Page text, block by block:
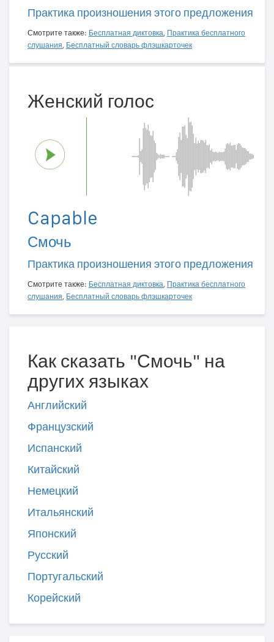
Практика произношения этого предложения
Смотрите также: Бесплатная диктовка, Практика бесплатного
слушания, Бесплатный словарь флэшкарточек
Женский голос
Capable
Смочь
Практика произношения этого предложения
Смотрите также: Бесплатная диктовка, Практика бесплатного
слушания, Бесплатный словарь флэшкарточек
Как сказать "Смочь" на
других языках
Английский
Французский
Испанский
Китайский
Немецкий
Итальянский
Японский
Русский
Португальский
Корейский